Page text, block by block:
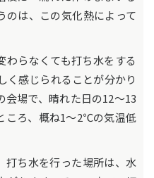
のは、この気化熱によって
らなくても打ち水をする
く感じられることが分かり
会場で、晴れた日の12～13
ころ、概ね1～2℃の気温低
ち水を行った場所は、水